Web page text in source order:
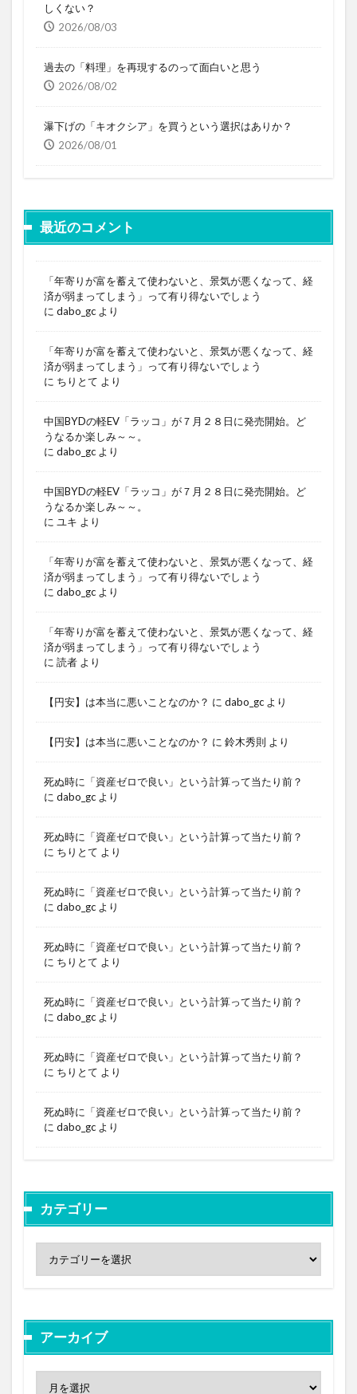
しくない？
2026/08/03
過去の「料理」を再現するのって面白いと思う
2026/08/02
瀑下げの「キオクシア」を買うという選択はありか？
2026/08/01
最近のコメント
「年寄りが富を蓄えて使わないと、景気が悪くなって、経
済が弱まってしまう」って有り得ないでしょう
に dabo_gc より
「年寄りが富を蓄えて使わないと、景気が悪くなって、経
済が弱まってしまう」って有り得ないでしょう
に ちりとて より
中国BYDの軽EV「ラッコ」が７月２８日に発売開始。ど
うなるか楽しみ～～。
に dabo_gc より
中国BYDの軽EV「ラッコ」が７月２８日に発売開始。ど
うなるか楽しみ～～。
に ユキ より
「年寄りが富を蓄えて使わないと、景気が悪くなって、経
済が弱まってしまう」って有り得ないでしょう
に dabo_gc より
「年寄りが富を蓄えて使わないと、景気が悪くなって、経
済が弱まってしまう」って有り得ないでしょう
に 読者 より
【円安】は本当に悪いことなのか？ に dabo_gc より
【円安】は本当に悪いことなのか？ に 鈴木秀則 より
死ぬ時に「資産ゼロで良い」という計算って当たり前？
に dabo_gc より
死ぬ時に「資産ゼロで良い」という計算って当たり前？
に ちりとて より
死ぬ時に「資産ゼロで良い」という計算って当たり前？
に dabo_gc より
死ぬ時に「資産ゼロで良い」という計算って当たり前？
に ちりとて より
死ぬ時に「資産ゼロで良い」という計算って当たり前？
に dabo_gc より
死ぬ時に「資産ゼロで良い」という計算って当たり前？
に ちりとて より
死ぬ時に「資産ゼロで良い」という計算って当たり前？
に dabo_gc より
カテゴリー
アーカイブ